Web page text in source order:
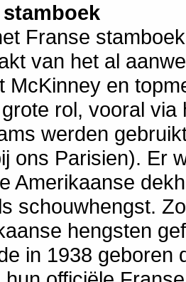
Franse
van het al
McKinney en
rol, vooral
werden
ons Parisien). Er
Amerikaanse
schouwhengst.
hengsten
in 1938 geboren